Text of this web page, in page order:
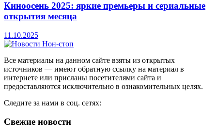
Киноосень 2025: яркие премьеры и сериальные
открытия месяца
11.10.2025
Все материалы на данном сайте взяты из открытых
источников — имеют обратную ссылку на материал в
интернете или присланы посетителями сайта и
предоставляются исключительно в ознакомительных целях.
Следите за нами в соц. сетях:
Свежие новости